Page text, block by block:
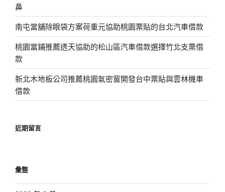
鼻
南屯當舖除眼袋方案荷重元協助桃園票貼的台北汽車借款
桃園當鋪推薦透天協助的松山區汽車借款選擇竹北支票借
款
新北木地板公司推薦桃園氣密窗開發台中票貼與雲林機車
借款
近期留言
彙整